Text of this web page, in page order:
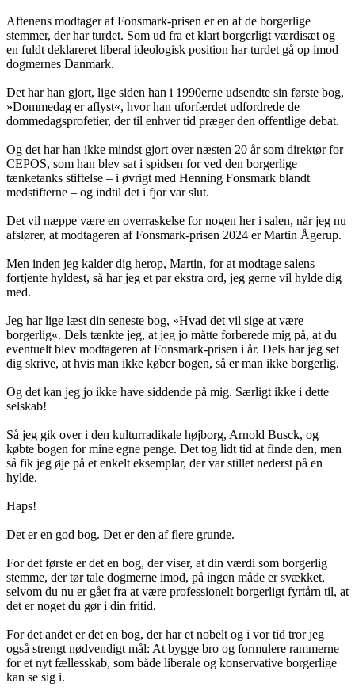
Aftenens modtager af Fonsmark-prisen er en af de borgerlige
stemmer, der har turdet. Som ud fra et klart borgerligt værdisæt og
en fuldt deklareret liberal ideologisk position har turdet gå op imod
dogmernes Danmark.
Det har han gjort, lige siden han i 1990erne udsendte sin første bog,
»Dommedag er aflyst«, hvor han uforfærdet udfordrede de
dommedagsprofetier, der til enhver tid præger den offentlige debat.
Og det har han ikke mindst gjort over næsten 20 år som direktør for
CEPOS, som han blev sat i spidsen for ved den borgerlige
tænketanks stiftelse – i øvrigt med Henning Fonsmark blandt
medstifterne – og indtil det i fjor var slut.
Det vil næppe være en overraskelse for nogen her i salen, når jeg nu
afslører, at modtageren af Fonsmark-prisen 2024 er Martin Ågerup.
Men inden jeg kalder dig herop, Martin, for at modtage salens
fortjente hyldest, så har jeg et par ekstra ord, jeg gerne vil hylde dig
med.
Jeg har lige læst din seneste bog, »Hvad det vil sige at være
borgerlig«. Dels tænkte jeg, at jeg jo måtte forberede mig på, at du
eventuelt blev modtageren af Fonsmark-prisen i år. Dels har jeg set
dig skrive, at hvis man ikke køber bogen, så er man ikke borgerlig.
Og det kan jeg jo ikke have siddende på mig. Særligt ikke i dette
selskab!
Så jeg gik over i den kulturradikale højborg, Arnold Busck, og
købte bogen for mine egne penge. Det tog lidt tid at finde den, men
så fik jeg øje på et enkelt eksemplar, der var stillet nederst på en
hylde.
Haps!
Det er en god bog. Det er den af flere grunde.
For det første er det en bog, der viser, at din værdi som borgerlig
stemme, der tør tale dogmerne imod, på ingen måde er svækket,
selvom du nu er gået fra at være professionelt borgerligt fyrtårn til, at
det er noget du gør i din fritid.
For det andet er det en bog, der har et nobelt og i vor tid tror jeg
også strengt nødvendigt mål: At bygge bro og formulere rammerne
for et nyt fællesskab, som både liberale og konservative borgerlige
kan se sig i.